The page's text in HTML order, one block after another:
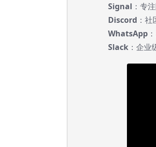
Signal ：专
Discord ：
WhatsApp
Slack ：企